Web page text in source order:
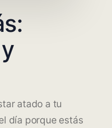
atado a tu
día porque estás